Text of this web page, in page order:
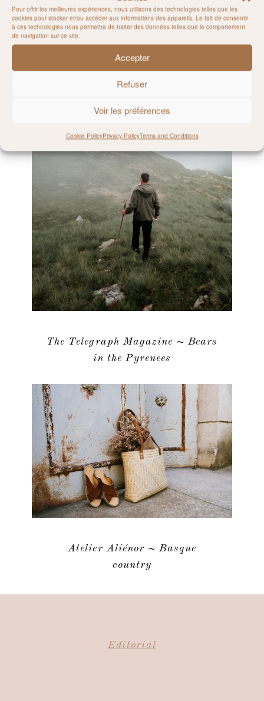
Pour offrir les meilleures expériences, nous utilisons des technologies telles que les
cookies pour stocker et/ou accéder aux informations des appareils. Le fait de consentir
à ces technologies nous permettra de traiter des données telles que le comportement
de navigation sur ce site.
Accepter
Refuser
Voir les préférences
Cookie PolicyPrivacy PolicyTerms and Conditions
The Telegraph Magazine ~ Bears
in the Pyrenees
Atelier Aliénor ~ Basque
country
Editorial